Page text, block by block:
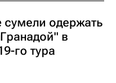
одержать
в
го тура